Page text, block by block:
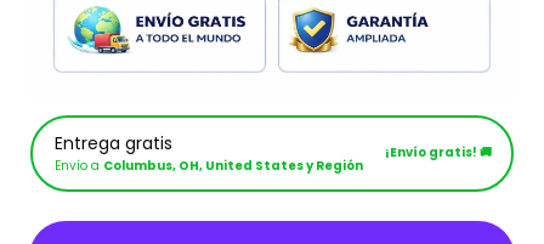
Entrega gratis
Envío a Columbus, OH, United States y Región
¡Envío gratis! 🚚